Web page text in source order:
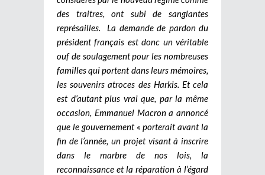
des traitres, ont subi de sanglantes
représailles. La demande de pardon du
président français est donc un véritable
ouf de soulagement pour les nombreuses
familles qui portent dans leurs mémoires,
les souvenirs atroces des Harkis. Et cela
est d’autant plus vrai que, par la même
occasion, Emmanuel Macron a annoncé
que le gouvernement « porterait avant la
fin de l’année, un projet visant à inscrire
dans le marbre de nos lois, la
reconnaissance et la réparation à l’égard